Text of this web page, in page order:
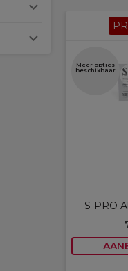
Meer opties
beschikbaar
S-PRO